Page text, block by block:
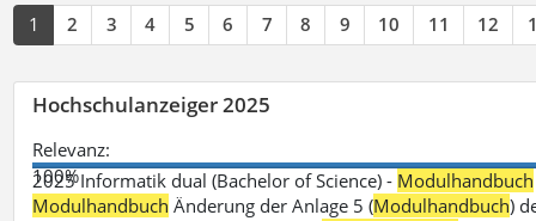
1 2 3 4 5 6 7 8 9 10 11 12
Hochschulanzeiger 2025
Relevanz:
100%
2025 Informatik dual (Bachelor of Science) - Modulhandbuch
Modulhandbuch Änderung der Anlage 5 (Modulhandbuch)